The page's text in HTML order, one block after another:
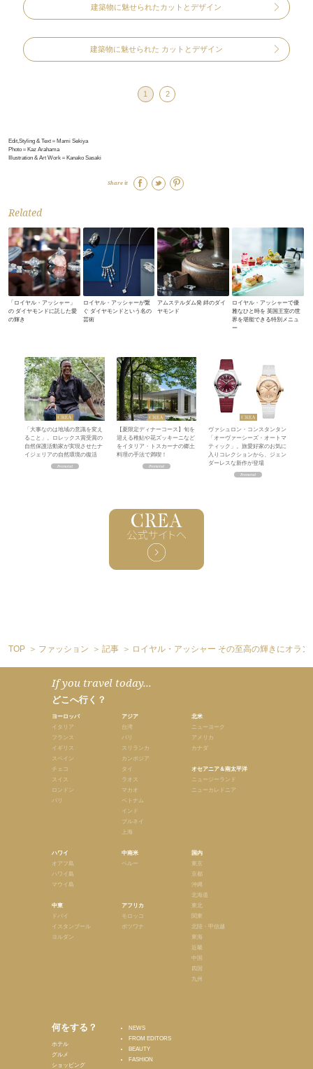
建築物に魅せられたカットとデザイン
建築物に魅せられた カットとデザイン
1 2
Edit,Styling & Text＝Mami Sekiya
Photo＝Kaz Arahama
Illustration & Art Work＝Kanako Sasaki
Share it
Related
「ロイヤル・アッシャー」
の ダイヤモンドに託した愛
の輝き
ロイヤル・アッシャーが繋
ぐ ダイヤモンドという名の
芸術
アムステルダム発 絆のダイ
ヤモンド
ロイヤル・アッシャーで優
雅なひと時を 英国王室の世
界を堪能できる特別メニュ
ー
「大事なのは地域の意識を変え
ること」。ロレックス賞受賞の
自然保護活動家が実現させたナ
イジェリアの自然環境の復活
【夏限定ディナーコース】旬を
迎える稚鮎や花ズッキーニなど
をイタリア・トスカーナの郷土
料理の手法で満喫！
ヴァシュロン・コンスタンタン
「オーヴァーシーズ・オートマ
ティック」。旅愛好家のお気に
入りコレクションから、ジェン
ダーレスな新作が登場
TOP ファッション 記事 ロイヤル・アッシャー その至高の輝きにオラン
If you travel today...
どこへ行く？
ヨーロッパ
イタリア
フランス
イギリス
スペイン
チェコ
スイス
ロンドン
パリ
ハワイ
オアフ島
ハワイ島
マウイ島
中東
ドバイ
イスタンブール
ヨルダン
アジア
台湾
バリ
スリランカ
カンボジア
タイ
ラオス
マカオ
ベトナム
インド
ブルネイ
上海
中南米
ペルー
アフリカ
モロッコ
ボツワナ
北米
ニューヨーク
アメリカ
カナダ
オセアニア＆南太平洋
ニュージーランド
ニューカレドニア
国内
東京
京都
沖縄
北海道
東北
関東
北陸・甲信越
東海
近畿
中国
四国
九州
何をする？
ホテル
グルメ
ショッピング
NEWS
FROM EDITORS
BEAUTY
FASHION